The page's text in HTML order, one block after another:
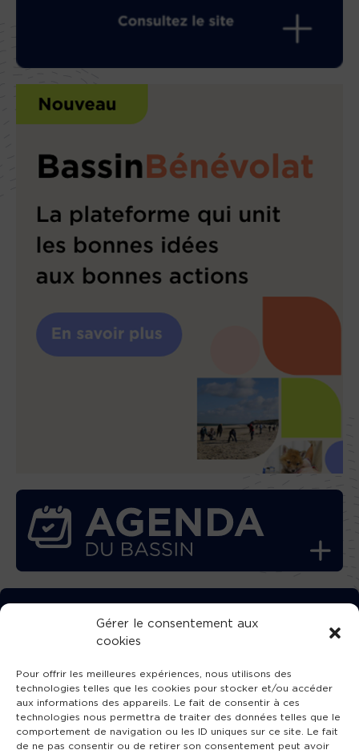
Gérer le consentement aux
cookies
Pour offrir les meilleures expériences, nous utilisons des
technologies telles que les cookies pour stocker et/ou accéder
aux informations des appareils. Le fait de consentir à ces
technologies nous permettra de traiter des données telles que le
comportement de navigation ou les ID uniques sur ce site. Le fait
de ne pas consentir ou de retirer son consentement peut avoir
TÉLÉCHARGEZ GRATUITEMENT
L’APPLICATION TVBA !
SUIVEZ-NOUS !